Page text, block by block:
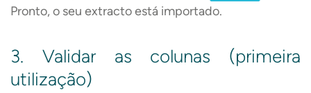
Pronto, o seu extracto está importado.
3. Validar as colunas (primeira
utilização)